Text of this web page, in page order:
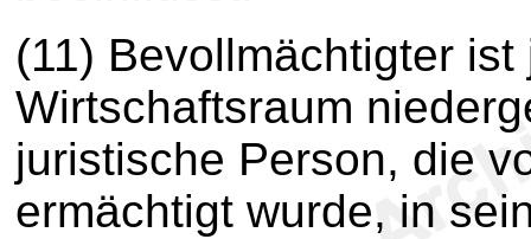
(11) Bevollmächtigter
Wirtschaftsraum
juristische Person, die
ermächtigt wurde, in